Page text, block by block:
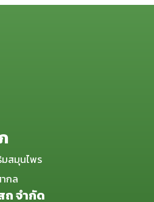
มสมุนไพร
กล
ถ จำกัด